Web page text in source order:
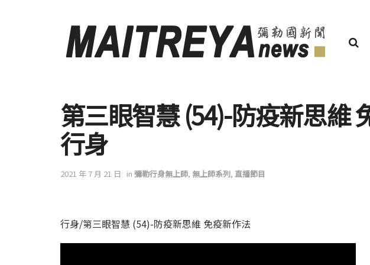
第三眼智慧 (54)-防疫新思維
行身
2021 年 7 月 21 日 in 彌勒行身無上師, 無上師系列, 直播節目
行身/第三眼智慧 (54)-防疫新思維 免疫新作法